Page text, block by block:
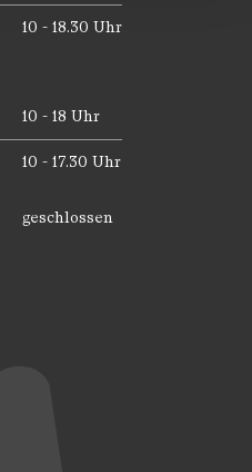
10 - 18.30 Uhr
10 - 18 Uhr
10 - 17.30 Uhr
geschlossen